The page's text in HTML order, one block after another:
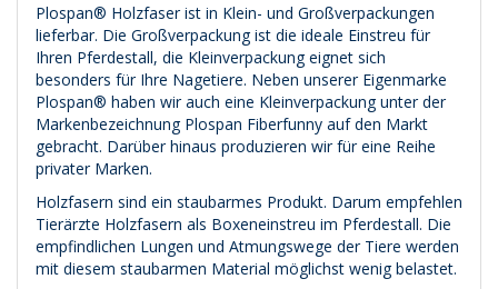
Plospan® Holzfaser ist in Klein- und Großverpackungen
lieferbar. Die Großverpackung ist die ideale Einstreu für
Ihren Pferdestall, die Kleinverpackung eignet sich
besonders für Ihre Nagetiere. Neben unserer Eigenmarke
Plospan® haben wir auch eine Kleinverpackung unter der
Markenbezeichnung Plospan Fiberfunny auf den Markt
gebracht. Darüber hinaus produzieren wir für eine Reihe
privater Marken.
Holzfasern sind ein staubarmes Produkt. Darum empfehlen
Tierärzte Holzfasern als Boxeneinstreu im Pferdestall. Die
empfindlichen Lungen und Atmungswege der Tiere werden
mit diesem staubarmen Material möglichst wenig belastet.